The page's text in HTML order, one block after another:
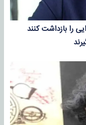
را بازداشت کنند